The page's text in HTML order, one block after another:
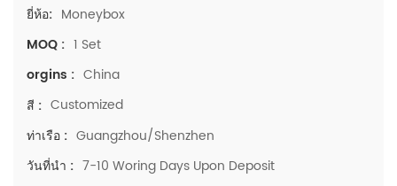
ยี่ห้อ: Moneybox
MOQ : 1 Set
orgins : China
สี : Customized
ท่าเรือ : Guangzhou/Shenzhen
วันที่นำ : 7-10 Woring Days Upon Deposit